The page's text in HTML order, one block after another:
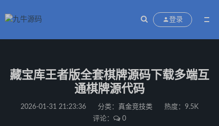
登录
藏宝库王者版全套棋牌源码下载多端互
通棋牌源代码
2026-01-31 21:23:36 分类： 真金竞技类
热度：9.5K
评论：
0